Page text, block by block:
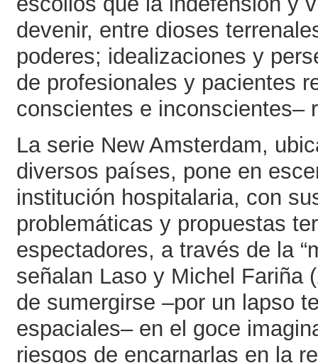
devenir, entre dioses
poderes; idealizaciones y
de profesionales y pacientes
conscientes e inconscientes–
La serie New Amsterdam,
diversos países, pone en
institución hospitalaria, con
problemáticas y propuestas
espectadores, a través de la
señalan Laso y Michel Fariña
de sumergirse –por un lapso
espaciales– en el goce
riesgos de encarnarlas en la